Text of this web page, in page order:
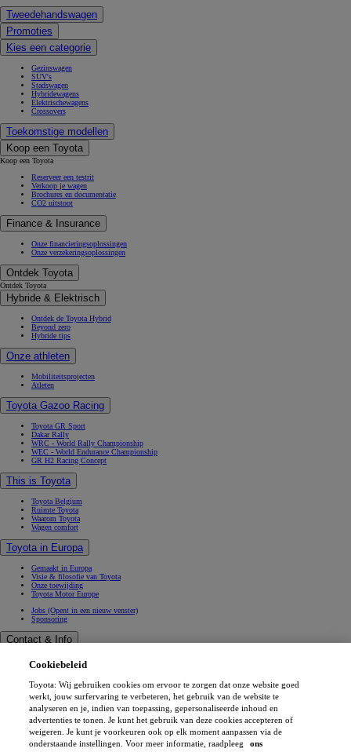
Tweedehandswagen
Promoties
Kies een categorie
Gezinswagen
SUV's
Stadswagen
Hybridewagens
Elektrischewagens
Crossovers
Toekomstige modellen
Koop een Toyota
Koop een Toyota
Reserveer een testrit
Verkoop je wagen
Brochures en documentatie
CO2 uitstoot
Finance & Insurance
Onze financieringsoplossingen
Onze verzekeringsoplossingen
Ontdek Toyota
Ontdek Toyota
Hybride & Elektrisch
Ontdek de Toyota Hybrid
Beyond zero
Hybride tips
Onze athleten
Mobiliteitsprojecten
Atleten
Toyota Gazoo Racing
Toyota GR Sport
Dakar Rally
WRC - World Rally Championship
WEC - World Endurance Championship
GR H2 Racing Concept
This is Toyota
Toyota Belgium
Ruimte Toyota
Waarom Toyota
Wagen comfort
Toyota in Europa
Gemaakt in Europa
Visie & filosofie van Toyota
Onze toewijding
Toyota Motor Europe
Jobs (Opent in een nieuw venster)
Sponsoring
Contact & Info
Vind een verdeler
Verkoopafspraak(Opent in een nieuw venster)
Contacteer ons
Onze verdelers
FAQ (Veelgestelde vragen)
Wettelijke vermelding
Privéleven
Data sharing
Cookiebeleid
Toyota: Wij gebruiken cookies om ervoor te zorgen dat onze website goed
werkt, jouw surfervaring te verbeteren, het gebruik van de website te
analyseren en je, indien van toepassing, gepersonaliseerde inhoud en
advertenties te tonen. Je kunt het gebruik van deze cookies accepteren of
weigeren. Je kunt je voorkeuren ook op elk moment aanpassen via de
onderstaande instellingen. Voor meer informatie, raadpleeg
ons